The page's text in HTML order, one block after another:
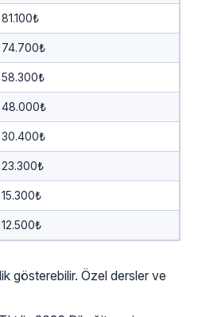
81.100₺
74.700₺
58.300₺
48.000₺
30.400₺
23.300₺
15.300₺
12.500₺
gösterebilir. Özel dersler ve